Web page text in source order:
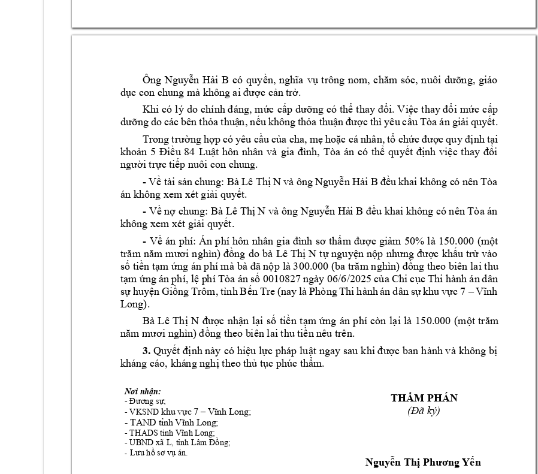
Ông Nguyễn Hải B có quyền, nghĩa vụ trông nom, chăm sóc, nuôi dưỡng, giáo
dục con chung mà không ai được cản trở.
Khi có lý do chính đáng, mức cấp dưỡng có thể thay đổi. Việc thay đổi mức cấp
dưỡng do các bên thỏa thuận, nếu không thỏa thuận được thì yêu cầu Tòa án giải quyết.
Trong trường hợp có yêu cầu của cha, mẹ hoặc cá nhân, tổ chức được quy định tại
khoản 5 Điều 84 Luật hôn nhân và gia đình, Tòa án có thể quyết định việc thay đổi
người trực tiếp nuôi con chung.
- Về tài sản chung: Bà Lê Thị N và ông Nguyễn Hải B đều khai không có nên Tòa
án không xem xét giải quyết.
- Về nợ chung: Bà Lê Thị N và ông Nguyễn Hải B đều khai không có nên Tòa án
không xem xét giải quyết.
- Về án phí: Án phí hôn nhân gia đình sơ thẩm được giảm 50% là 150.000 (một
trăm năm mươi nghìn) đồng do bà Lê Thị N tự nguyện nộp nhưng được khấu trừ vào
số tiền tạm ứng án phí mà bà đã nộp là 300.000 (ba trăm nghìn) đồng theo biên lai thu
tạm ứng án phí, lệ phí Tòa án số 0010827 ngày 06/6/2025 của Chi cục Thi hành án dân
sự huyện Giồng Trôm, tỉnh Bến Tre(nay là Phòng Thi hành án dân sự khu vực 7 –Vĩnh
Long).
Bà Lê Thị N được nhận lại số tiền tạm ứng án phí còn lại là 150.000 (một trăm
năm mươi nghìn) đồng theo biên lai thu tiền nêu trên.
3. Quyết định này có hiệu lực pháp luật ngay sau khi được ban hành và không bị
kháng cáo, kháng nghị theo thủ tục phúc thẩm.
Nơi nhận:
- Đương sự;
- VKSND khu vực 7 – Vĩnh Long;
- TAND tỉnh Vĩnh Long;
- THADS tỉnh Vĩnh Long;
- UBND xã L, tỉnh Lâm Đồng;
- Lưu hồ sơ vụ án.
THẨM PHÁN
(Đã ký)
Nguyễn Thị Phương Yến